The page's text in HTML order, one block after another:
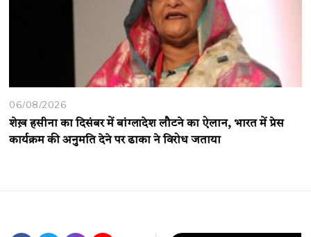
06/08/2026
शेख़ हसीना का दिसंबर में बांग्लादेश लौटने का ऐलान, भारत में प्रेस
कार्यक्रम की अनुमति देने पर ढाका ने विरोध जताया